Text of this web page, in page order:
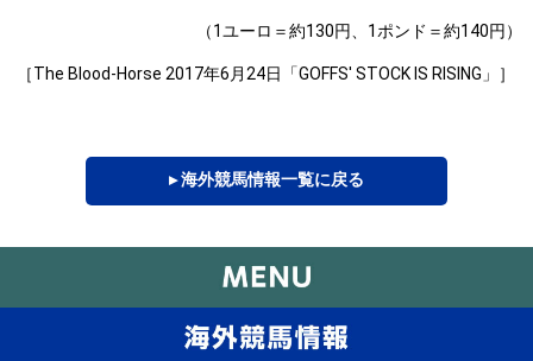
（1ユーロ＝約130円、1ポンド＝約140円）
［The Blood-Horse 2017年6月24日「GOFFS' STOCK IS RISING」］
▸ 海外競馬情報一覧に戻る